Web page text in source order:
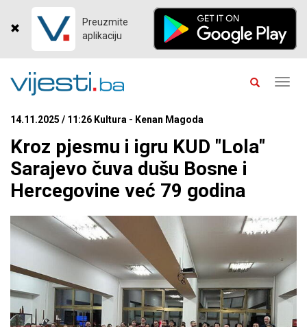
Preuzmite
aplikaciju
14.11.2025 / 11:26 Kultura - Kenan Magoda
Kroz pjesmu i igru KUD "Lola"
Sarajevo čuva dušu Bosne i
Hercegovine već 79 godina